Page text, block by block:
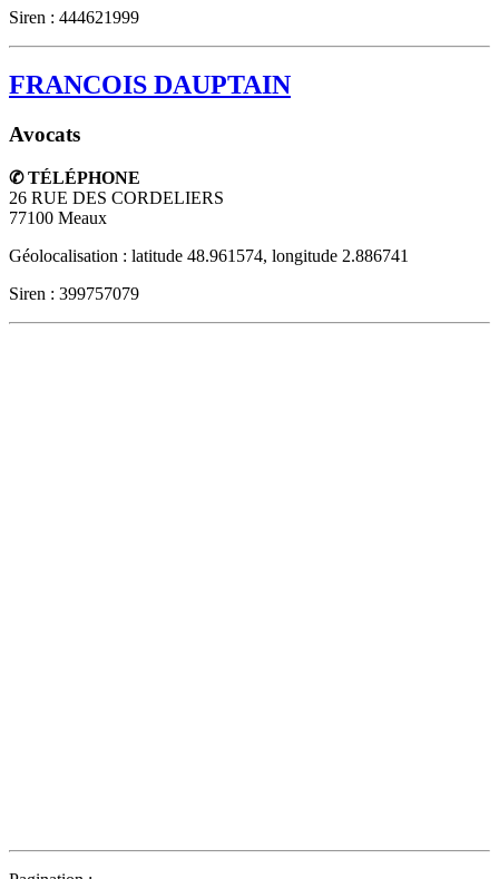
Siren : 444621999
FRANCOIS DAUPTAIN
Avocats
✆ TÉLÉPHONE
26 RUE DES CORDELIERS
77100 Meaux
Géolocalisation : latitude 48.961574, longitude 2.886741
Siren : 399757079